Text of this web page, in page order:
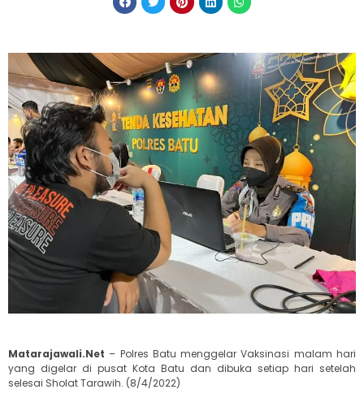
Matarajawali.Net – Polres Batu menggelar Vaksinasi malam hari
yang digelar di pusat Kota Batu dan dibuka setiap hari setelah
selesai Sholat Tarawih. (8/4/2022)